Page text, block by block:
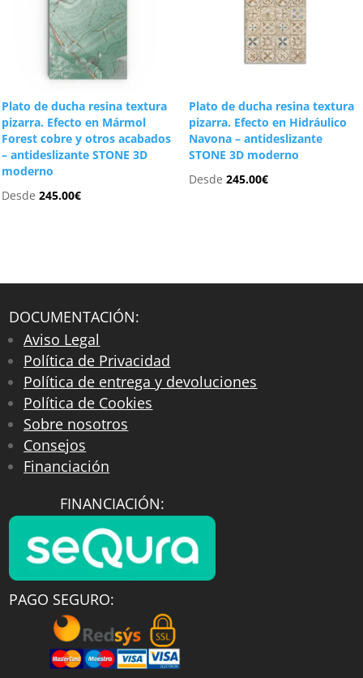
Plato de ducha resina textura
pizarra. Efecto en Mármol
Forest cobre y otros acabados
– antideslizante STONE 3D
moderno
Desde245.00€
Plato de ducha resina textura
pizarra. Efecto en Hidráulico
Navona – antideslizante
STONE 3D moderno
Desde 245.00€
DOCUMENTACIÓN:
Aviso Legal
Política de Privacidad
Política de entrega y devoluciones
Política de Cookies
Sobre nosotros
Consejos
Financiación
FINANCIACIÓN:
PAGO SEGURO: